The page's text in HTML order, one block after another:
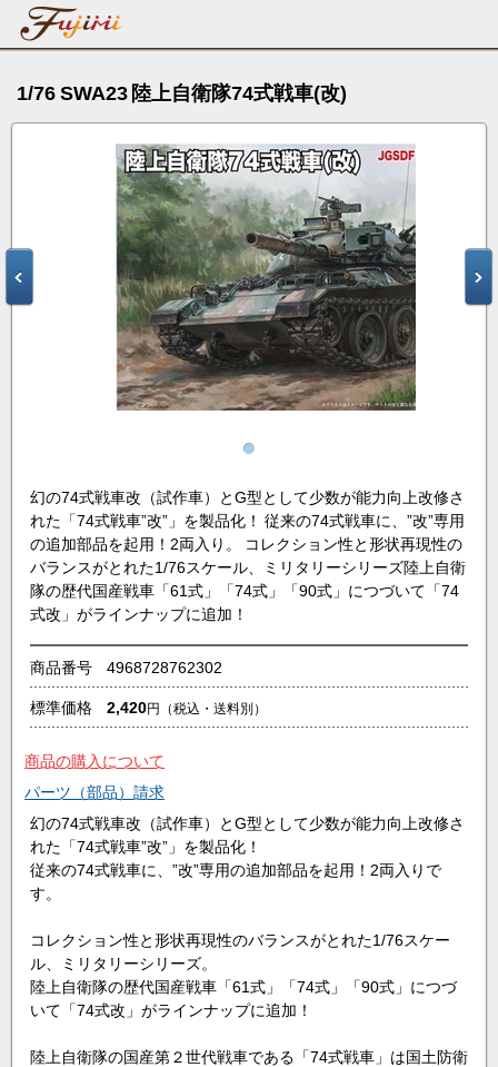
1/76 SWA23 陸上自衛隊74式戦車(改)
幻の74式戦車改（試作車）とG型として少数が能力向上改修さ
れた「74式戦車”改”」を製品化！ 従来の74式戦車に、”改”専用
の追加部品を起用！2両入り。 コレクション性と形状再現性の
バランスがとれた1/76スケール、ミリタリーシリーズ陸上自衛
隊の歴代国産戦車「61式」「74式」「90式」につづいて「74
式改」がラインナップに追加！
商品番号 4968728762302
標準価格 2,420円 （税込・送料別）
商品の購入について
パーツ（部品）請求
幻の74式戦車改（試作車）とG型として少数が能力向上改修さ
れた「74式戦車”改”」を製品化！
従来の74式戦車に、”改”専用の追加部品を起用！2両入りで
す。
コレクション性と形状再現性のバランスがとれた1/76スケー
ル、ミリタリーシリーズ。
陸上自衛隊の歴代国産戦車「61式」「74式」「90式」につづ
いて「74式改」がラインナップに追加！
陸上自衛隊の国産第２世代戦車である「74式戦車」は国土防衛